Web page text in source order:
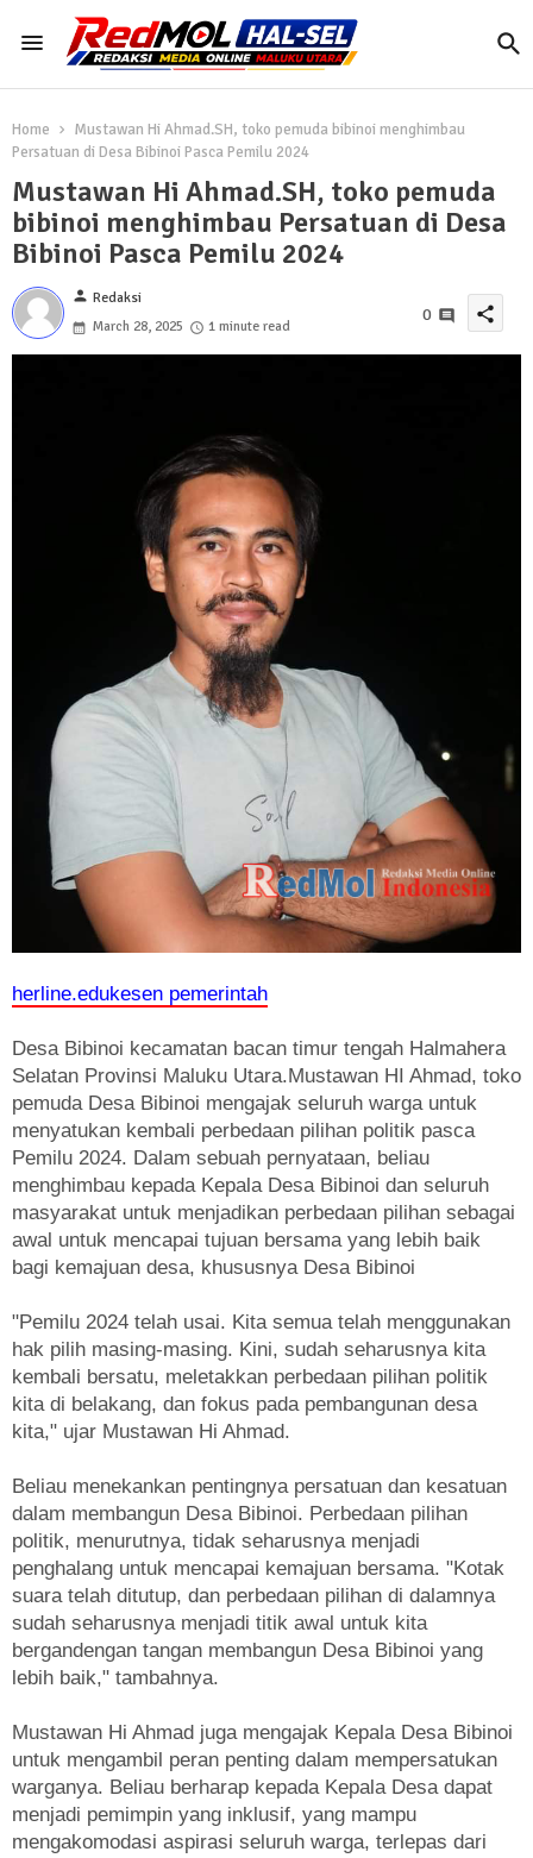
Home
Mustawan Hi Ahmad.SH, toko pemuda bibinoi menghimbau
Persatuan di Desa Bibinoi Pasca Pemilu 2024
Mustawan Hi Ahmad.SH, toko pemuda
bibinoi menghimbau Persatuan di Desa
Bibinoi Pasca Pemilu 2024
person Redaksi
March 28, 2025
1 minute read
0 share
herline.edukesen pemerintah
Desa Bibinoi kecamatan bacan timur tengah Halmahera
Selatan Provinsi Maluku Utara.Mustawan HI Ahmad, toko
pemuda Desa Bibinoi mengajak seluruh warga untuk
menyatukan kembali perbedaan pilihan politik pasca
Pemilu 2024. Dalam sebuah pernyataan, beliau
menghimbau kepada Kepala Desa Bibinoi dan seluruh
masyarakat untuk menjadikan perbedaan pilihan sebagai
awal untuk mencapai tujuan bersama yang lebih baik
bagi kemajuan desa, khususnya Desa Bibinoi
"Pemilu 2024 telah usai. Kita semua telah menggunakan
hak pilih masing-masing. Kini, sudah seharusnya kita
kembali bersatu, meletakkan perbedaan pilihan politik
kita di belakang, dan fokus pada pembangunan desa
kita," ujar Mustawan Hi Ahmad.
Beliau menekankan pentingnya persatuan dan kesatuan
dalam membangun Desa Bibinoi. Perbedaan pilihan
politik, menurutnya, tidak seharusnya menjadi
penghalang untuk mencapai kemajuan bersama. "Kotak
suara telah ditutup, dan perbedaan pilihan di dalamnya
sudah seharusnya menjadi titik awal untuk kita
bergandengan tangan membangun Desa Bibinoi yang
lebih baik," tambahnya.
Mustawan Hi Ahmad juga mengajak Kepala Desa Bibinoi
untuk mengambil peran penting dalam mempersatukan
warganya. Beliau berharap kepada Kepala Desa dapat
menjadi pemimpin yang inklusif, yang mampu
mengakomodasi aspirasi seluruh warga, terlepas dari